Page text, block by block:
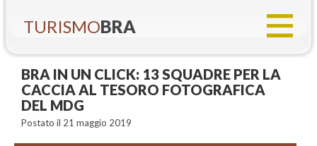
TURISMOBRA
BRA IN UN CLICK: 13 SQUADRE PER LA
CACCIA AL TESORO FOTOGRAFICA
DEL MDG
Postato il 21 maggio 2019